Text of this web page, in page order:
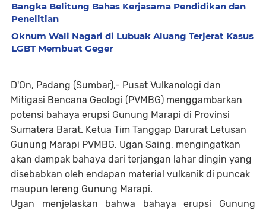
Bangka Belitung Bahas Kerjasama Pendidikan dan
Penelitian
Oknum Wali Nagari di Lubuak Aluang Terjerat Kasus
LGBT Membuat Geger
D'On, Padang (Sumbar),- Pusat Vulkanologi dan
Mitigasi Bencana Geologi (PVMBG) menggambarkan
potensi bahaya erupsi Gunung Marapi di Provinsi
Sumatera Barat. Ketua Tim Tanggap Darurat Letusan
Gunung Marapi PVMBG, Ugan Saing, mengingatkan
akan dampak bahaya dari terjangan lahar dingin yang
disebabkan oleh endapan material vulkanik di puncak
maupun lereng Gunung Marapi.
Ugan menjelaskan bahwa bahaya erupsi Gunung